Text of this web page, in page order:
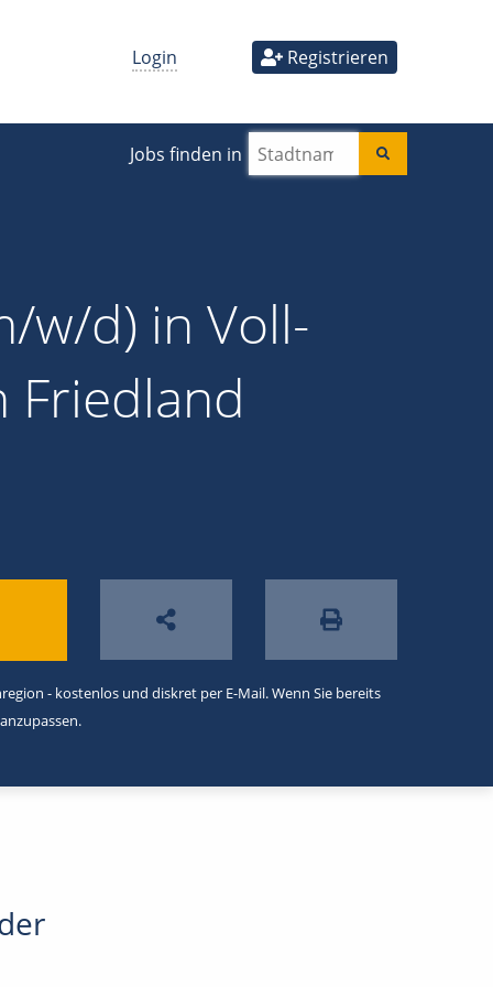
Login Registrieren
Jobs finden in
w/d) in Voll-
Friedland
- kostenlos und diskret per E-Mail. Wenn Sie bereits